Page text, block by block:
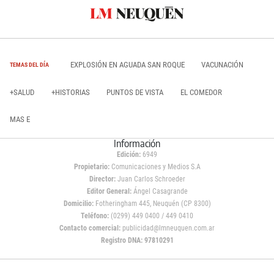
TEMAS DEL DÍA EXPLOSIÓN EN AGUADA SAN ROQUE VACUNACIÓN
+SALUD +HISTORIAS PUNTOS DE VISTA EL COMEDOR
MAS E
Información
Edición: 6949
Propietario:Comunicaciones y Medios S.A
Director: Juan Carlos Schroeder
Editor General:Ángel Casagrande
Domicilio:Fotheringham 445, Neuquén (CP 8300)
Teléfono: (0299) 449 0400 / 449 0410
Contacto comercial: publicidad@lmneuquen.com.ar
Registro DNA: 97810291